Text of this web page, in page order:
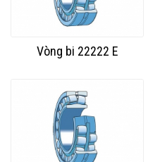
Vòng bi 22222 E